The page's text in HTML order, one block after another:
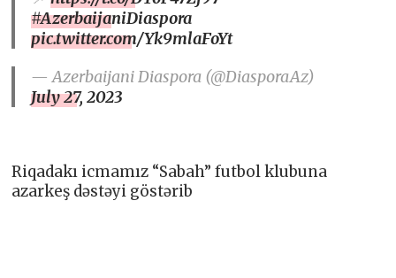
#AzerbaijaniDiaspora
pic.twitter.com/Yk9mlaFoYt
— Azerbaijani Diaspora (@DiasporaAz)
July 27, 2023
Riqadakı icmamız “Sabah” futbol klubuna
azarkeş dəstəyi göstərib